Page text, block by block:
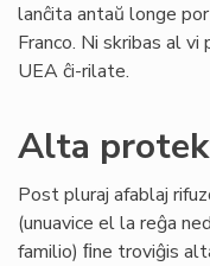
lanĉita antaŭ longe
Franco. Ni skribas al
UEA ĉi-rilate.
Alta
Post pluraj afablaj
(unuavice el la reĝa
familio) ﬁne troviĝis